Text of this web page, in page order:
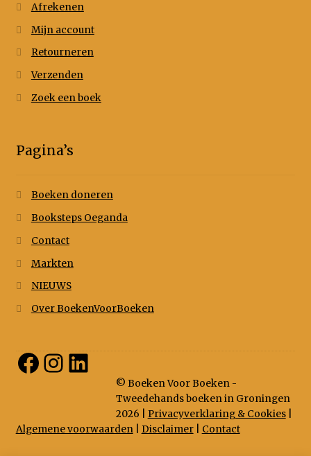
Afrekenen
Mijn account
Retourneren
Verzenden
Zoek een boek
Pagina’s
Boeken doneren
Booksteps Oeganda
Contact
Markten
NIEUWS
Over BoekenVoorBoeken
Facebook
Instagram
LinkedIn
© Boeken Voor Boeken -
Tweedehands boeken in Groningen
2026 | Privacyverklaring & Cookies|
Algemene voorwaarden| Disclaimer| Contact